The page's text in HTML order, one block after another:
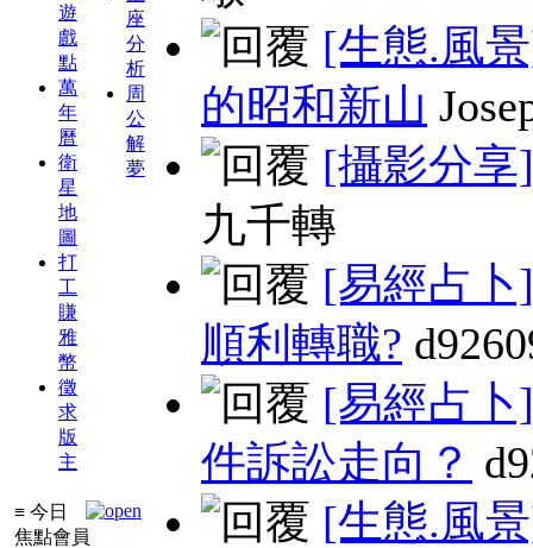
遊
戲
點
萬
年
曆
衛
星
地
圖
打
工
賺
雅
幣
徵
求
版
主
座
分
析
周
公
解
夢
≡ 今日
焦點會員
[生態.風
的昭和新山
[攝影分享]
九千轉
[易經占卜]
順利轉職?
[易經占卜]
件訴訟走向？
[生態.風